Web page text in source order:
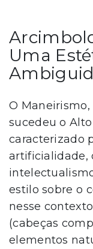
Uma
O
sucedeu o
caracterizado
artificialidade,
estilo sobre o
nesse
(cabeças
elementos